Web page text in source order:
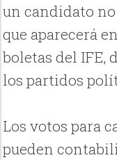
un candidato
que aparecerá
boletas del IFE,
los partidos
Los votos para
pueden